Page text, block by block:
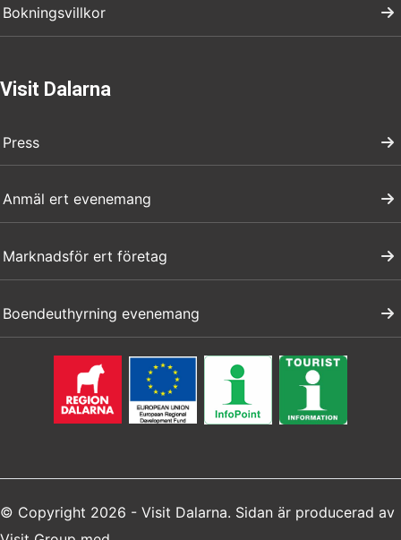
Bokningsvillkor
Visit Dalarna
Press
Anmäl ert evenemang
Marknadsför ert företag
Boendeuthyrning evenemang
© Copyright 2026 - Visit Dalarna. Sidan är producerad av